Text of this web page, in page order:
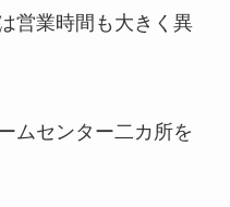
営業時間も大きく異
ムセンター二カ所を